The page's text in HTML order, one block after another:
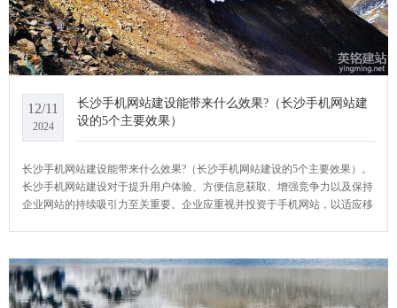
12/11
2024
长沙手机网站建设能带来什么效果?（长沙手机网站建
设的5个主要效果）
长沙手机网站建设能带来什么效果?（长沙手机网站建设的5个主要效果）。
长沙手机网站建设对于提升用户体验、方便信息获取、增强竞争力以及保持
企业网站的持续吸引力至关重要。企业应重视并投资于手机网站，以适应移